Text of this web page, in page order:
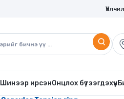
Шинээр ирсэнОнцлох бүтээгдэхүүн